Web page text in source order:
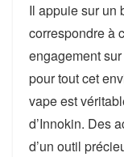
Il appuie sur un
correspondre à
engagement
pour tout cet
vape est
d’Innokin. Des
d’un outil